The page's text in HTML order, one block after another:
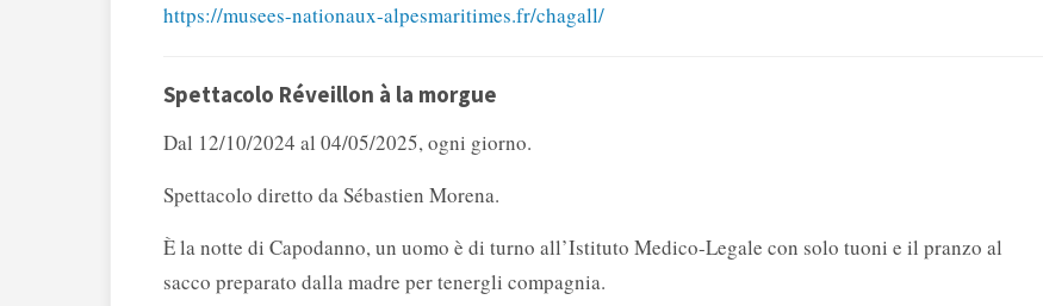
https://musees-nationaux-alpesmaritimes.fr/chagall/
Spettacolo Réveillon à la morgue
Dal 12/10/2024 al 04/05/2025, ogni giorno.
Spettacolo diretto da Sébastien Morena.
È la notte di Capodanno, un uomo è di turno all’Istituto Medico-Legale con solo tuoni e il pranzo al
sacco preparato dalla madre per tenergli compagnia.